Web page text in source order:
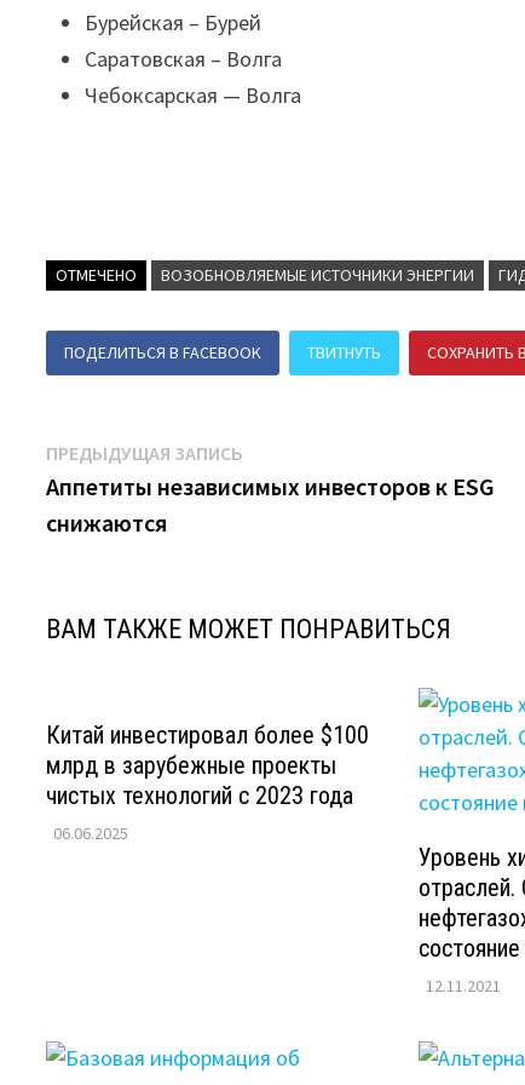
Бурейская – Бурей
Саратовская – Волга
Чебоксарская — Волга
ОТМЕЧЕНО ВОЗОБНОВЛЯЕМЫЕ ИСТОЧНИКИ ЭНЕРГИИ
ПОДЕЛИТЬСЯ В FACEBOOK ТВИТНУТЬ СОХРАНИТЬ В
Навигация
по
ПРЕДЫДУЩАЯ ЗАПИСЬ
запись:
Аппетиты независимых инвесторов к ESG
снижаются
ВАМ ТАКЖЕ МОЖЕТ ПОНРАВИТЬСЯ
Китай инвестировал более $100
млрд в зарубежные проекты
чистых технологий с 2023 года
06.06.2025
Уровень
12.11.2021